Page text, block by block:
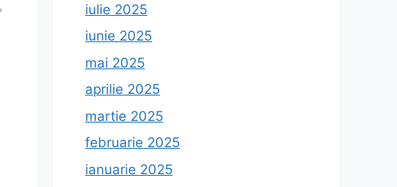
iulie 2025
iunie 2025
mai 2025
aprilie 2025
martie 2025
februarie 2025
ianuarie 2025